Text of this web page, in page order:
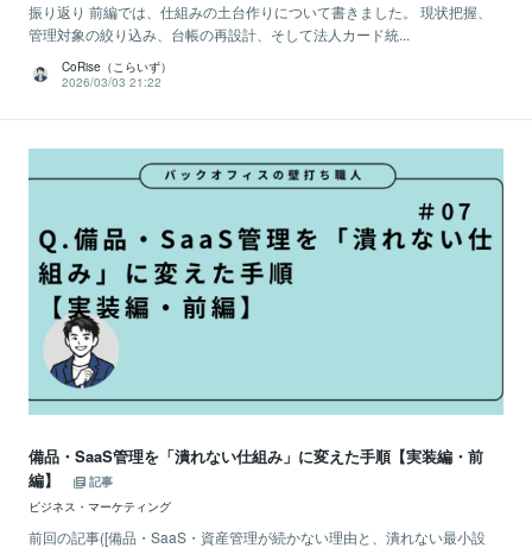
振り返り 前編では、仕組みの土台作りについて書きました。 現状把握、
管理対象の絞り込み、台帳の再設計、そして法人カード統...
CoRise（こらいず）
2026/03/03 21:22
備品・SaaS管理を「潰れない仕組み」に変えた手順【実装編・前
編】
記事
ビジネス・マーケティング
前回の記事([備品・SaaS・資産管理が続かない理由と、潰れない最小設